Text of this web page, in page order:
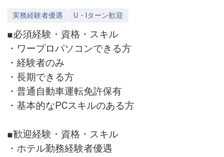
実務経験者優遇 U・Iターン歓迎
■必須経験・資格・スキル
・ワープロパソコンできる方
・経験者のみ
・長期できる方
・普通自動車運転免許保有
・基本的なPCスキルのある方
■歓迎経験・資格・スキル
・ホテル勤務経験者優遇